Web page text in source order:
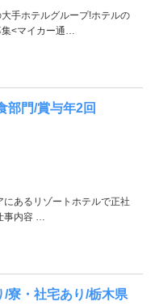
手ホテルグループ!ホテルの
<マイカー通…
部門/賞与年2回
にあるリゾートホテルで正社
事内容 …
寮・社宅あり/栃木県